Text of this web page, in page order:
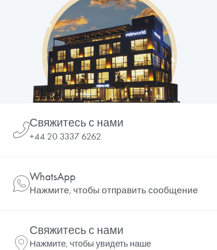
Свяжитесь с нами
+44 20 3337 6262
WhatsApp
Нажмите, чтобы отправить сообщение
Свяжитесь с нами
Нажмите, чтобы увидеть наше